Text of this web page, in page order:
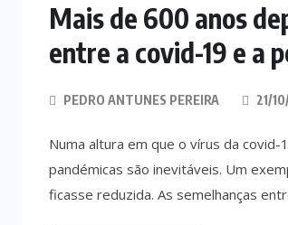
Mais de 600 anos
entre a covid-19 e a
PEDRO ANTUNES PEREIRA 21/
Numa altura em que o vírus da
pandémicas são inevitáveis. Um
ficasse reduzida. As semelhanças